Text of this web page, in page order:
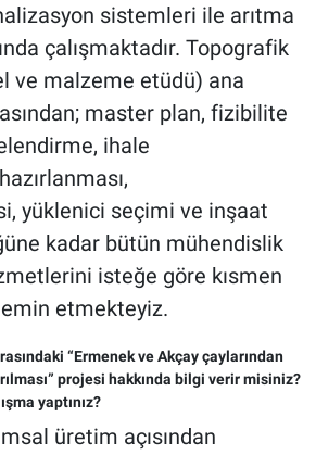
sistemleri ile arıtma
çalışmaktadır. Topografik
ve malzeme etüdü) ana
master plan, fizibilite
ihale
yüklenici seçimi ve inşaat
kadar bütün mühendislik
isteğe göre kısmen
etmekteyiz.
“Ermenek ve Akçay çaylarından
projesi hakkında bilgi verir misiniz?
yaptınız?
üretim açısından